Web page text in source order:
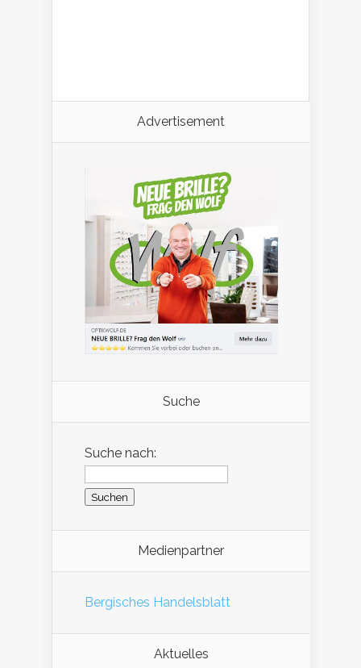
Advertisement
Suche
Suche nach:
Medienpartner
Bergisches Handelsblatt
Aktuelles